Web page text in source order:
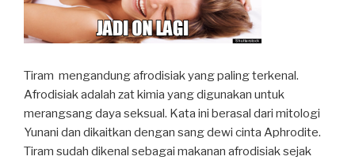
Tiram mengandung afrodisiak yang paling terkenal.
Afrodisiak adalah zat kimia yang digunakan untuk
merangsang daya seksual. Kata ini berasal dari mitologi
Yunani dan dikaitkan dengan sang dewi cinta Aphrodite.
Tiram sudah dikenal sebagai makanan afrodisiak sejak